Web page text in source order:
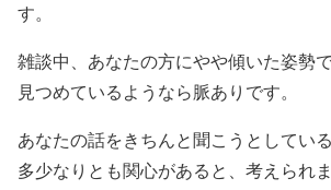
す。
雑談中、あなたの方にやや傾いた姿勢
見つめているようなら脈ありです。
あなたの話をきちんと聞こうとしてい
多少なりとも関心があると、考えられま